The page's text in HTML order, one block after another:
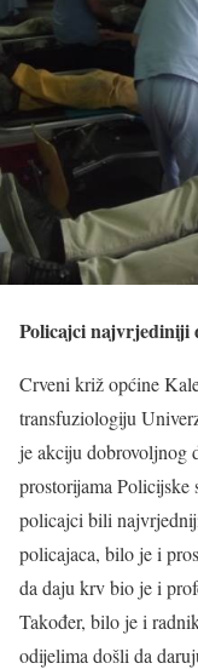
Policajci najvrjediniji
Crveni križ općine
transfuziologiju
je akciju dobrovoljnog
prostorijama Policijske
policajci bili
policajaca, bilo je i
da daju krv bio je i
Također, bilo je i
odijelima došli da